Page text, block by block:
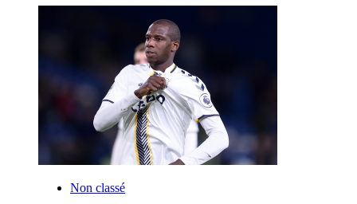
Non classé